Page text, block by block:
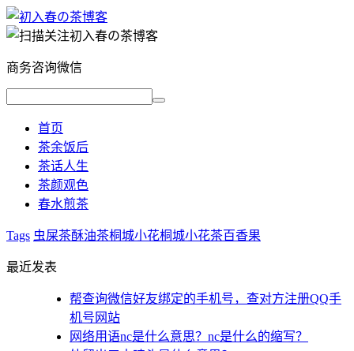
商务咨询微信
首页
茶余饭后
茶话人生
茶颜观色
春水煎茶
Tags 虫屎茶酥油茶桐城小花桐城小花茶百香果
最近发表
帮查询微信好友绑定的手机号，查对方注册QQ手
机号网站
网络用语nc是什么意思？nc是什么的缩写？